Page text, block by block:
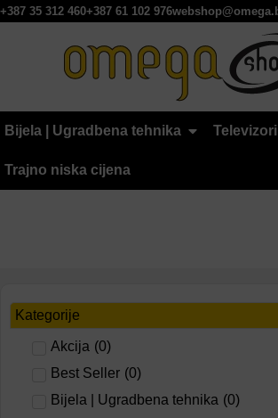
+387 35 312 460+387 61 102 976
Bijela | Ugradbena tehnika
Trajno niska cijena
Kategorije
Akcija (0)
Best Seller (0)
Bijela | Ugradbena tehnika (0)